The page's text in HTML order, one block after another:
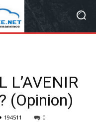
L’AVENIR
(Opinion)
194511 0